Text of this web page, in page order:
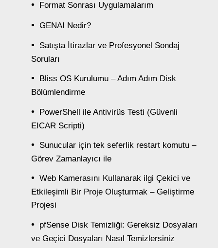
Format Sonrası Uygulamalarım
GENAI Nedir?
Satışta İtirazlar ve Profesyonel Sondaj
Soruları
Bliss OS Kurulumu – Adım Adım Disk
Bölümlendirme
PowerShell ile Antivirüs Testi (Güvenli
EICAR Scripti)
Sunucular için tek seferlik restart komutu –
Görev Zamanlayıcı ile
Web Kamerasını Kullanarak ilgi Çekici ve
Etkileşimli Bir Proje Oluşturmak – Geliştirme
Projesi
pfSense Disk Temizliği: Gereksiz Dosyaları
ve Geçici Dosyaları Nasıl Temizlersiniz